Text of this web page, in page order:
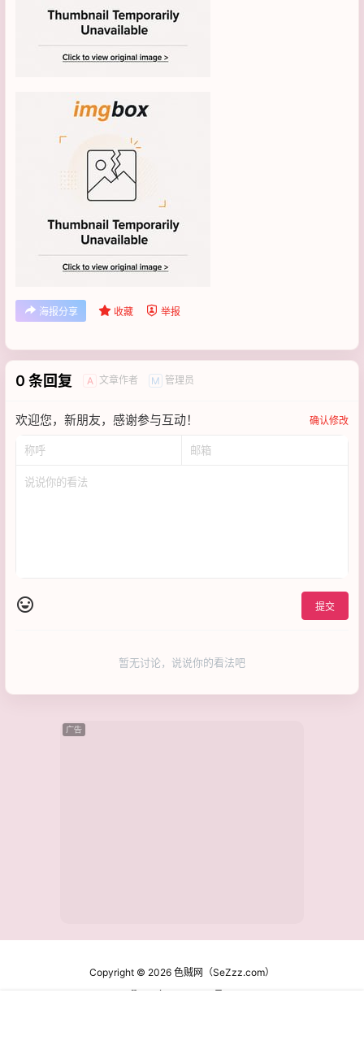
海报分享 收藏 举报
0 条回复 A 文章作者 M 管理员
欢迎您，新朋友，感谢参与互动！ 确认修改
提交
暂无讨论，说说你的看法吧
广告
Copyright © 2026 色贼网（SeZzz.com）